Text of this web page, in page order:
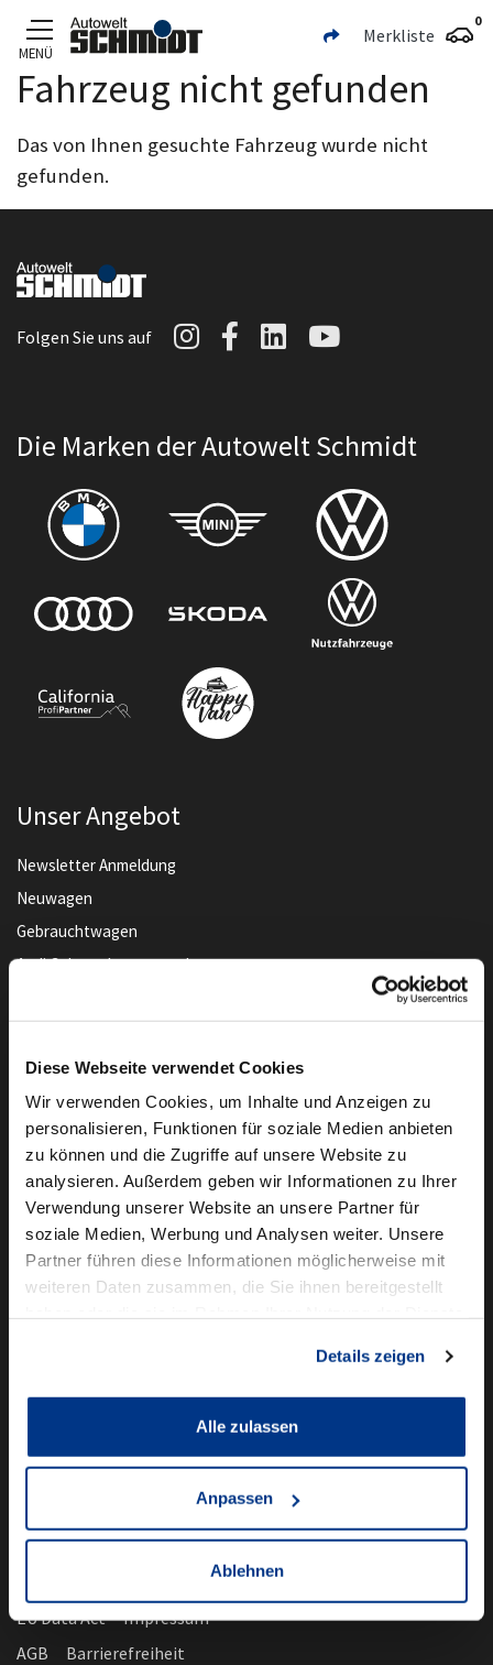
Diese Webseite verwendet Cookies
Wir verwenden Cookies, um Inhalte und Anzeigen zu
personalisieren, Funktionen für soziale Medien anbieten
zu können und die Zugriffe auf unsere Website zu
analysieren. Außerdem geben wir Informationen zu Ihrer
Verwendung unserer Website an unsere Partner für
soziale Medien, Werbung und Analysen weiter. Unsere
Partner führen diese Informationen möglicherweise mit
weiteren Daten zusammen, die Sie ihnen bereitgestellt
Details zeigen
Alle zulassen
Anpassen
Ablehnen
Zum Hauptinhalt
MENÜ
Merkliste
0
Fahrzeug nicht gefunden
Das von Ihnen gesuchte Fahrzeug wurde nicht
gefunden.
Folgen Sie uns auf Autowelt Schmidt auf
Autowelt Schmidt
AutoweltAutowelt
Die Marken der Autowelt Schmidt
Unser Angebot
Newsletter Anmeldung
Neuwagen
Gebrauchtwagen
Audi Gebrauchtwagen :plus
Online-Terminbuchung
Für Geschäftskunden
Audi Business
BMW Geschäftskunden
Volkswagen Professional Class
Autowelt Schmidt
News & Events
Ausbildung
EU Data Act
Impressum
AGB
Barrierefreiheit